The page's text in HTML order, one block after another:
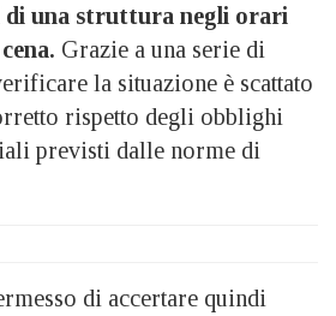
di una struttura negli orari
Grazie a una serie di
la situazione è scattato
rispetto degli obblighi
previsti dalle norme di
di accertare quindi